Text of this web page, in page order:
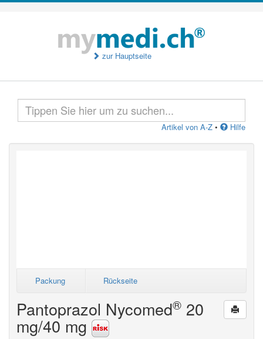
zur Hauptseite
Artikel von A-Z • Hilfe
Packung Rückseite
Pantoprazol Nycomed® 20
mg/40 mg